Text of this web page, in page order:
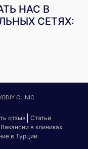
НАС В
СЕТЯХ:
CLINIC
отзыв
Статьи
Вакансии в клиниках
в Турции